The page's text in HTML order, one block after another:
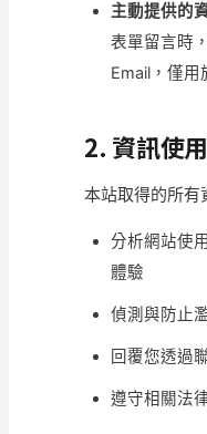
主動提供的
表單留言時
Email，僅用
2. 資訊使
本站取得的所有
分析網站使
體驗
偵測與防止
回覆您透過
遵守相關法